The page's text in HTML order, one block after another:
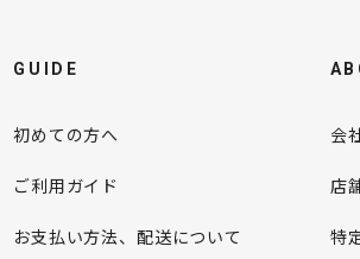
GUIDE
初めての方へ
ご利用ガイド
お支払い方法、配送について
会
店
特